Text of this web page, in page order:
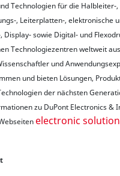
Technologien für die Halbleiter-
, Leiterplatten-, elektronische
Display- sowie Digital- und
Technologiezentren weltweit
und
und bieten Lösungen,
der nächsten
zu DuPont Electronics &
electronic